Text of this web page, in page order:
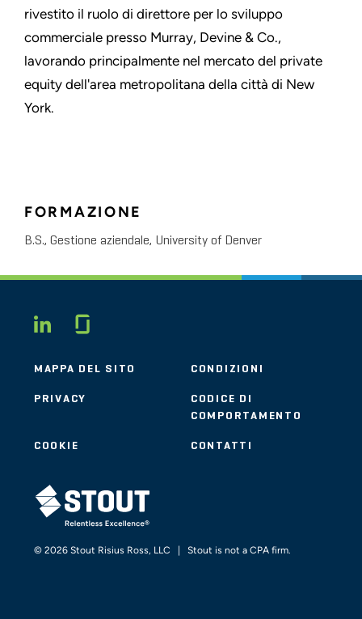
rivestito il ruolo di direttore per lo sviluppo
commerciale presso Murray, Devine & Co.,
lavorando principalmente nel mercato del private
equity dell'area metropolitana della città di New
York.
FORMAZIONE
B.S., Gestione aziendale, University of Denver
LINKEDIN
MAPPA DEL SITO CONDIZIONI
PRIVACY
CODICE DI
COMPORTAMENTO
COOKIE CONTATTI
STOUT LOGO
© 2026 Stout Risius Ross, LLC | Stout is not a CPA firm.